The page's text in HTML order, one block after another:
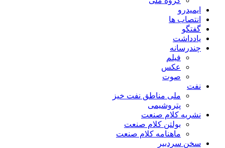
ایمیدرو
انتصاب ها
گفتگو
یادداشت
چندرسانه
فیلم
عکس
صوت
نفت
ملی مناطق نفت خیز
پتروشیمی
نشریه کلام صنعت
بولتن کلام صنعت
ماهنامه کلام صنعت
سخن سردبیر